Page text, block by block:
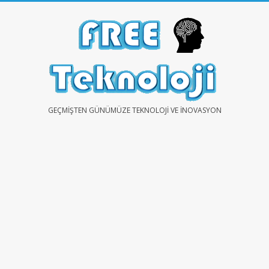
FREEGEÇMIŞTEN GÜNÜMÜZE TEKNOLOJI VE İNOVASYON